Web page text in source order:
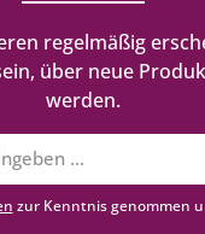
regelmäßig
über neue
werden.
Mail-
Adresse*
zur Kenntnis genommen